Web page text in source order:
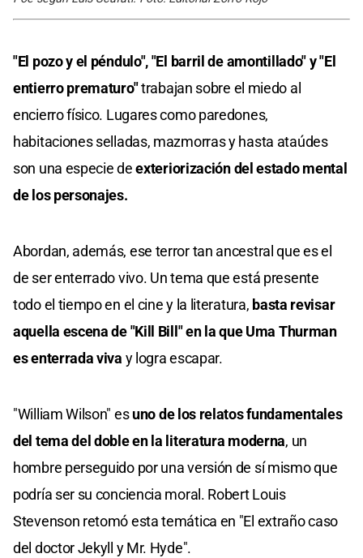
"El pozo y el péndulo", "El barril de amontillado" y "El
entierro prematuro"trabajan sobre el miedo al
encierro físico. Lugares como paredones,
habitaciones selladas, mazmorras y hasta ataúdes
son una especie deexteriorización del estado mental
de los personajes.
Abordan, además, ese terror tan ancestral que es el
de ser enterrado vivo. Un tema que está presente
todo el tiempo en el cine y la literatura, basta revisar
aquella escena de "Kill Bill" en la que Uma Thurman
es enterrada viva y logra escapar.
"William Wilson" esuno de los relatos fundamentales
del tema del doble en la literatura moderna, un
hombre perseguido por una versión de sí mismo que
podría ser su conciencia moral. Robert Louis
Stevenson retomó esta temática en "El extraño caso
del doctor Jekyll y Mr. Hyde".